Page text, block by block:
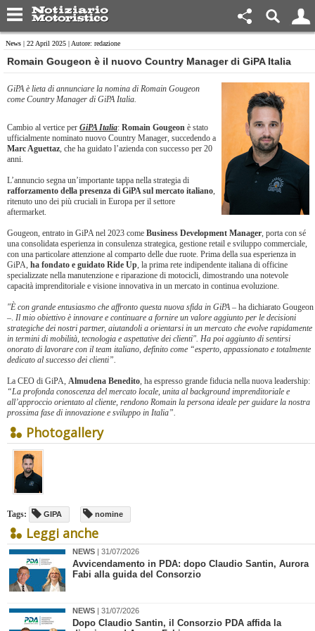
News | 22 April 2025 | Autore: redazione
​Romain Gougeon è il nuovo Country Manager di GiPA Italia
GiPA è lieta di annunciare la nomina di Romain Gougeon
come Country Manager di GiPA Italia.
Cambio al vertice per GiPA Italia: Romain Gougeon è stato
ufficialmente nominato nuovo Country Manager, succedendo a
Marc Aguettaz, che ha guidato l’azienda con successo per 20
anni.
L’annuncio segna un’importante tappa nella strategia di
rafforzamento della presenza di GiPA sul mercato italiano,
ritenuto uno dei più cruciali in Europa per il settore
aftermarket.
Gougeon, entrato in GiPA nel 2023 come Business Development Manager, porta con sé
una consolidata esperienza in consulenza strategica, gestione retail e sviluppo commerciale,
con una particolare attenzione al comparto delle due ruote. Prima della sua esperienza in
GiPA, ha fondato e guidato Ride Up, la prima rete indipendente italiana di officine
specializzate nella manutenzione e riparazione di motocicli, dimostrando una notevole
capacità imprenditoriale e visione innovativa in un mercato in continua evoluzione.
"È con grande entusiasmo che affronto questa nuova sfida in GiPA– ha dichiarato Gougeon
–. Il mio obiettivo è innovare e continuare a fornire un valore aggiunto per le decisioni
strategiche dei nostri partner, aiutandoli a orientarsi in un mercato che evolve rapidamente
in termini di mobilità, tecnologia e aspettative dei clienti". Ha poi aggiunto di sentirsi
onorato di lavorare con il team italiano, definito come “esperto, appassionato e totalmente
dedicato al successo dei clienti”.
La CEO di GiPA, Almudena Benedito, ha espresso grande fiducia nella nuova leadership:
“La profonda conoscenza del mercato locale, unita al background imprenditoriale e
all’approccio orientato al cliente, rendono Romain la persona ideale per guidare la nostra
prossima fase di innovazione e sviluppo in Italia”.
Photogallery
Tags: GIPA nomine
Leggi anche
NEWS | 31/07/2026
Avvicendamento in PDA: dopo Claudio Santin, Aurora
Fabi alla guida del Consorzio
NEWS | 31/07/2026
​Dopo Claudio Santin, il Consorzio PDA affida la